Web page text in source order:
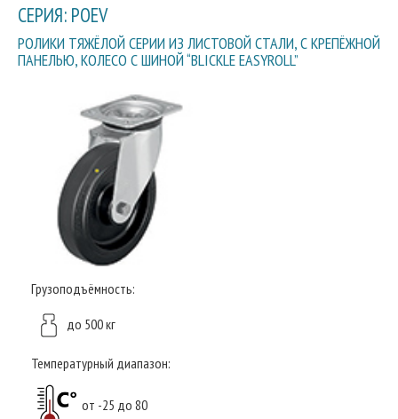
СЕРИЯ: POEV
РОЛИКИ ТЯЖЁЛОЙ СЕРИИ ИЗ ЛИСТОВОЙ СТАЛИ, С КРЕПЁЖНОЙ
ПАНЕЛЬЮ, КОЛЕСО С ШИНОЙ “BLICKLE EASYROLL”
Грузоподъёмность:
до 500 кг
Температурный диапазон:
от -25 до 80